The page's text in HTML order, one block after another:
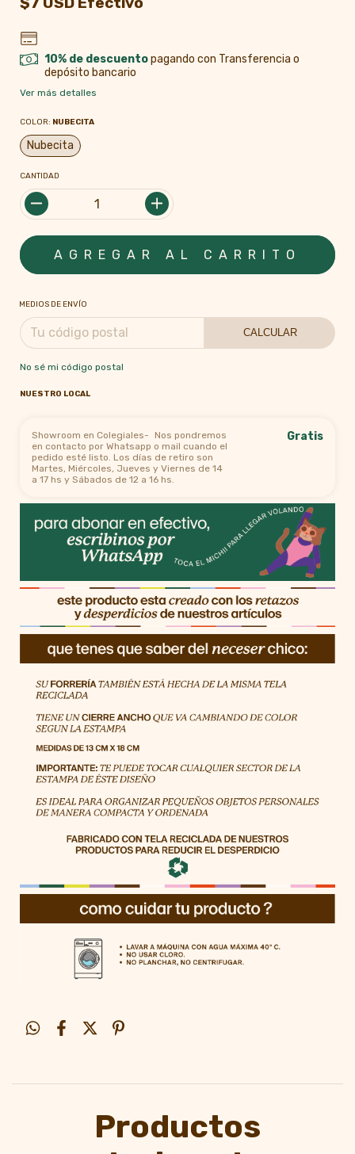
10% de descuentopagando con Transferencia o
depósito bancario
Ver más detalles
COLOR: NUBECITA
Nubecita
CANTIDAD
MEDIOS DE ENVÍO
CALCULAR
No sé mi código postal
NUESTRO LOCAL
Showroom en Colegiales-
Nos pondremos
en contacto por Whatsapp o mail cuando el
pedido esté listo. Los días de retiro son
Martes, Miércoles, Jueves y Viernes de 14
a 17 hs y Sábados de 12 a 16 hs.
Gratis
Productos